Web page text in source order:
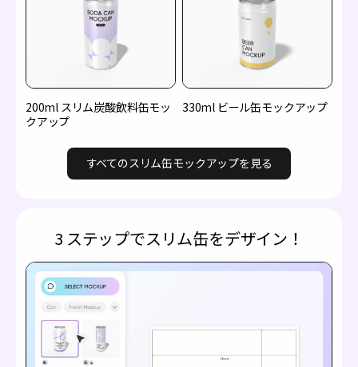
200ml スリム炭酸飲料缶モッ
クアップ
330ml ビール缶モックアップ
すべてのスリム缶モックアップを見る
3 ステップでスリム缶をデザイン！